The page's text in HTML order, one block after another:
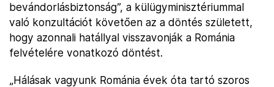
bevándorlásbiztonság”, a külügyminisztériummal
való konzultációt követően az a döntés született,
hogy azonnali hatállyal visszavonják a Románia
felvételére vonatkozó döntést.
„Hálásak vagyunk Románia évek óta tartó szoros